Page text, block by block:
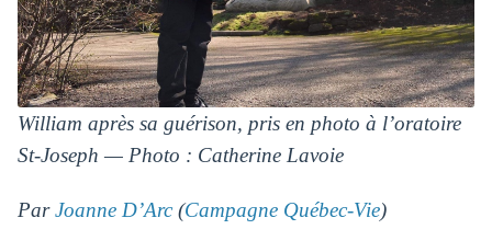
William après sa guérison, pris en photo à l’oratoire
St-Joseph—Photo : Catherine Lavoie
ParJoanne D’Arc(Campagne Québec-Vie)